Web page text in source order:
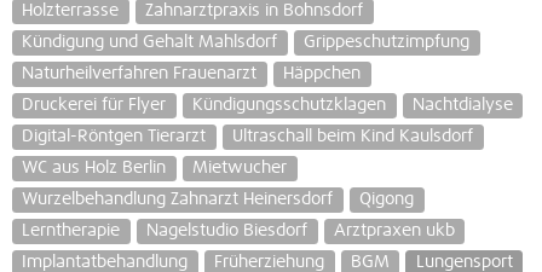
Holzterrasse
Zahnarztpraxis in Bohnsdorf
Kündigung und Gehalt Mahlsdorf
Grippeschutzimpfung
Naturheilverfahren Frauenarzt
Häppchen
Druckerei für Flyer
Kündigungsschutzklagen
Nachtdialyse
Digital-Röntgen Tierarzt
Ultraschall beim Kind Kaulsdorf
WC aus Holz Berlin
Mietwucher
Wurzelbehandlung Zahnarzt Heinersdorf
Qigong
Lerntherapie
Nagelstudio Biesdorf
Arztpraxen ukb
Implantatbehandlung
Früherziehung BGM
Lungensport